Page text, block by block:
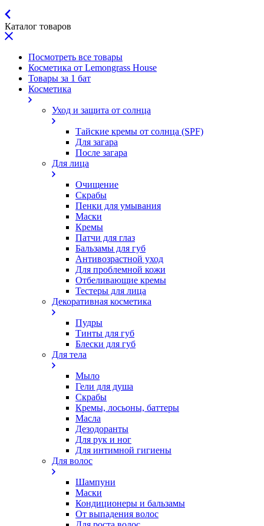
Каталог товаров
Посмотреть все товары
Косметика от Lemongrass House
Товары за 1 бат
Косметика
Уход и защита от солнца
Тайские кремы от солнца (SPF)
Для загара
После загара
Для лица
Очищение
Скрабы
Пенки для умывания
Маски
Кремы
Патчи для глаз
Бальзамы для губ
Антивозрастной уход
Для проблемной кожи
Oтбеливающие кремы
Тестеры для лица
Декоративная косметика
Пудры
Тинты для губ
Блески для губ
Для тела
Мыло
Гели для душа
Скрабы
Кремы, лосьоны, баттеры
Масла
Дезодоранты
Для рук и ног
Для интимной гигиены
Для волос
Шампуни
Маски
Кондиционеры и бальзамы
От выпадения волос